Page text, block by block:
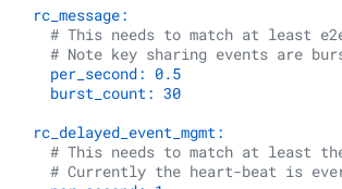
rc_message:
# This needs to match at least
# Note key sharing events are
per_second: 0.5
burst_count: 30
rc_delayed_event_mgmt:
# This needs to match at least
# Currently the heart-beat is